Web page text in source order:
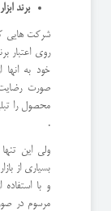
برند
شرکت هایی
روی اعتبار
خود به
صورت
محصول را
.
ولی این
بسیاری از
و با
مرسوم در